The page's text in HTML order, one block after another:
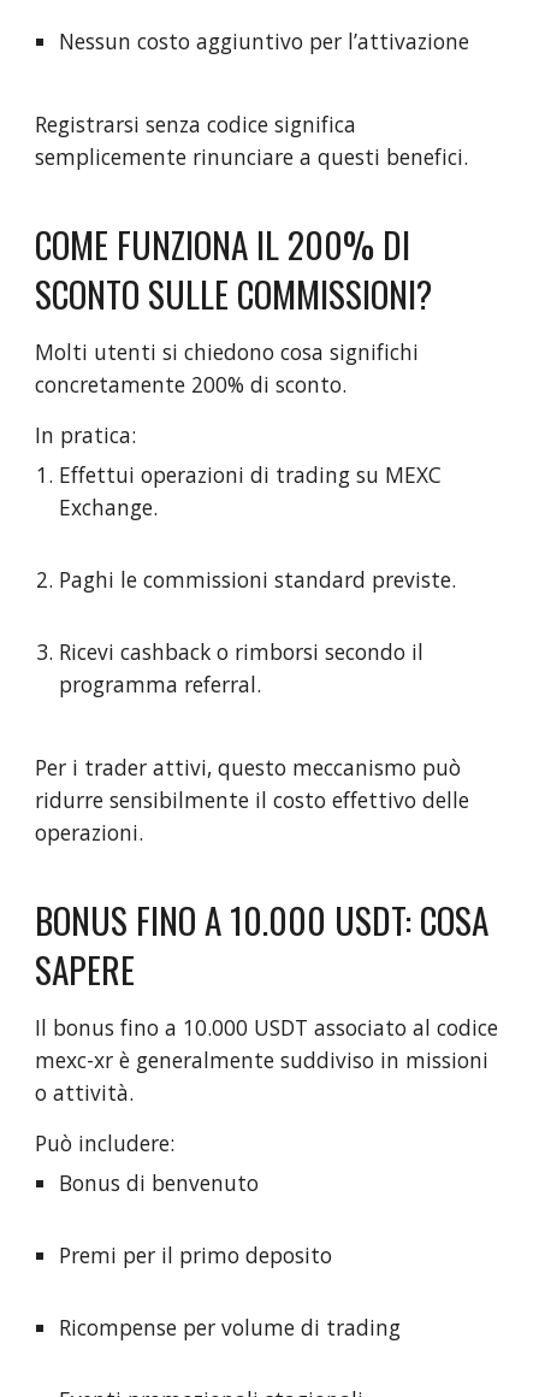
Nessun costo aggiuntivo per l’attivazione
Registrarsi senza codice significa
semplicemente rinunciare a questi benefici.
COME FUNZIONA IL 200% DI
SCONTO SULLE COMMISSIONI?
Molti utenti si chiedono cosa significhi
concretamente 200% di sconto.
In pratica:
Effettui operazioni di trading su MEXC
Exchange.
Paghi le commissioni standard previste.
Ricevi cashback o rimborsi secondo il
programma referral.
Per i trader attivi, questo meccanismo può
ridurre sensibilmente il costo effettivo delle
operazioni.
BONUS FINO A 10.000 USDT: COSA
SAPERE
Il bonus fino a 10.000 USDT associato al codice
mexc-xr è generalmente suddiviso in missioni
o attività.
Può includere:
Bonus di benvenuto
Premi per il primo deposito
Ricompense per volume di trading